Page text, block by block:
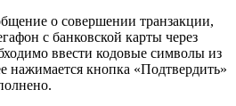
о совершении транзакции,
с банковской карты через
ввести кодовые символы из
кнопка «Подтвердить»